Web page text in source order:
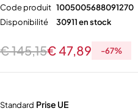
Code produit 1005005688091270
Disponibilité
30911 en stock
€145,15€47,89 -67%
Standard Prise UE